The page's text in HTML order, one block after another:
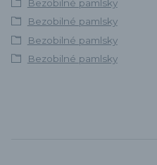
Bezobilné pamlsky
Bezobilné pamlsky
Bezobilné pamlsky
Bezobilné pamlsky